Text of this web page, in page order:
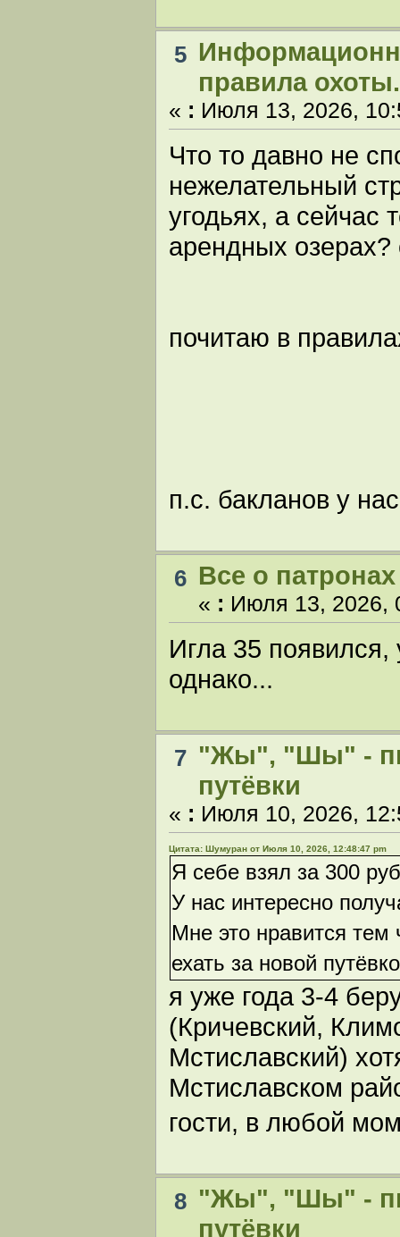
5
правила охоты.
« : Июля 13, 2026,
Что то давно не
нежелательный
угодьях, а сейчас
арендных
почитаю в
п.с. бакланов у
6 Все о патронах
« : Июля 13, 2026,
Игла 35
однако...
7 "Жы", "Шы" -
путёвки
« : Июля 10, 2026,
Цитата: Шумуран от Июля 10, 2026, 12:48:47 pm
Я себе взял за 300
У нас интересно
Мне это нравится
ехать за новой
я уже года 3-4
(Кричевский,
Мстиславский)
Мстиславском
гости, в любой
8 "Жы", "Шы" -
путёвки